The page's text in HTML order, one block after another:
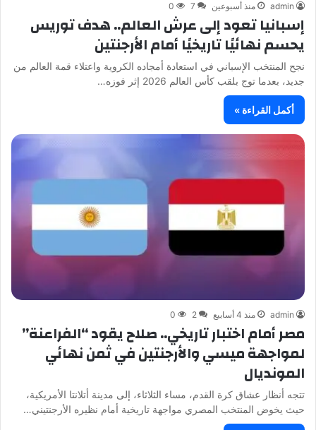
admin منذ أسبوعين 7
0
إسبانيا تعود إلى عرش العالم.. هدف توريس
يحسم نهائيًا تاريخيًا أمام الأرجنتين
نجح المنتخب الإسباني في استعادة أمجاده الكروية واعتلاء قمة العالم من
جديد، بعدما توج بلقب كأس العالم 2026 إثر فوزه…
أكمل القراءة »
admin منذ 4 أسابيع 2
0
مصر أمام اختبار تاريخي.. صلاح يقود “الفراعنة”
لمواجهة ميسي والأرجنتين في ثمن نهائي
المونديال
تتجه أنظار عشاق كرة القدم، مساء الثلاثاء، إلى مدينة أتلانتا الأمريكية،
حيث يخوض المنتخب المصري مواجهة تاريخية أمام نظيره الأرجنتيني…